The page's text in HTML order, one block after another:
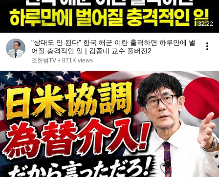
32:22
"상대도 안 된다" 한국 해군 이란 출격하면 하루만에 벌
어질 충격적인 일 | 김종대 교수 풀버전2
조한범TV • 871K views